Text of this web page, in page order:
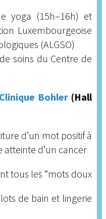
yoga (15h–16h) et
Luxembourgeoise
(ALGSO)
soins du Centre de
Clinique Bohler (Hall
d’un mot positif à
atteinte d’un cancer
tous les “mots doux
de bain et lingerie